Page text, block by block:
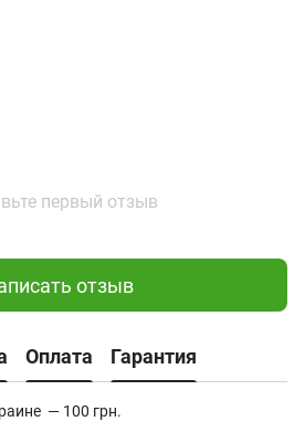
первый отзыв
отзыв
Оплата Гарантия
— 100 грн.